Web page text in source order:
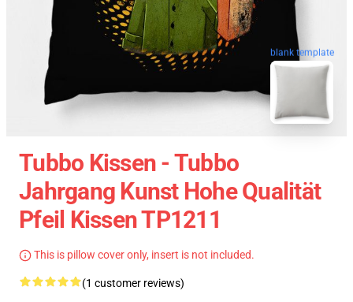
blank template
Tubbo Kissen - Tubbo
Jahrgang Kunst Hohe Qualität
Pfeil Kissen TP1211
This is pillow cover only, insert is not included.
(1 customer reviews)